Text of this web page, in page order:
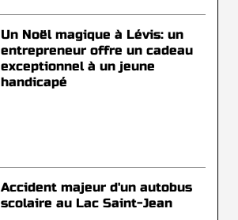
Un Noël magique à Lévis: un
entrepreneur offre un cadeau
exceptionnel à un jeune
handicapé
Accident majeur d'un autobus
scolaire au Lac Saint-Jean